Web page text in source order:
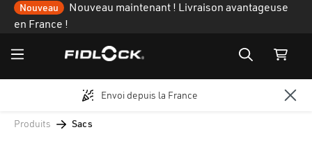
Passer au contenu principal
Nouveau
Nouveau maintenant ! Livraison avantageuse
en France !
Envoi depuis la France
Produits Sacs